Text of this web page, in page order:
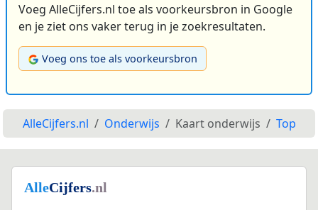
Voeg AlleCijfers.nl toe als voorkeursbron in Google
en je ziet ons vaker terug in je zoekresultaten.
Voeg ons toe als voorkeursbron
AlleCijfers.nl Onderwijs Kaart onderwijs Top